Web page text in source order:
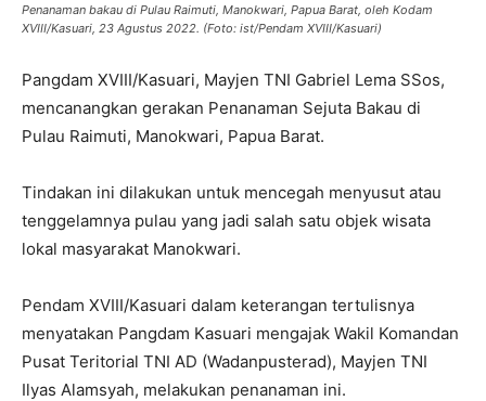
Penanaman bakau di Pulau Raimuti, Manokwari, Papua Barat, oleh Kodam
XVIII/Kasuari, 23 Agustus 2022. (Foto: ist/Pendam XVIII/Kasuari)
Pangdam XVIII/Kasuari, Mayjen TNI Gabriel Lema SSos,
mencanangkan gerakan Penanaman Sejuta Bakau di
Pulau Raimuti, Manokwari, Papua Barat.
Tindakan ini dilakukan untuk mencegah menyusut atau
tenggelamnya pulau yang jadi salah satu objek wisata
lokal masyarakat Manokwari.
Pendam XVIII/Kasuari dalam keterangan tertulisnya
menyatakan Pangdam Kasuari mengajak Wakil Komandan
Pusat Teritorial TNI AD (Wadanpusterad), Mayjen TNI
Ilyas Alamsyah, melakukan penanaman ini.